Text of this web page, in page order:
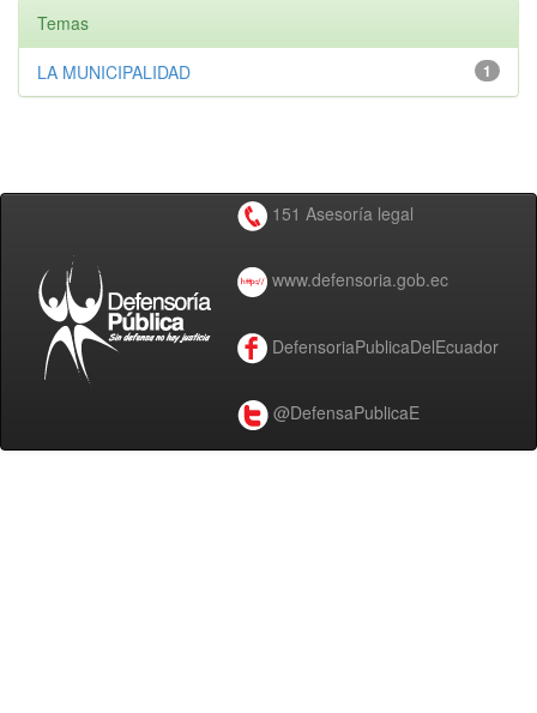
Temas
1
LA MUNICIPALIDAD
151 Asesoría legal
www.defensoria.gob.ec
DefensoriaPublicaDelEcuador
@DefensaPublicaE